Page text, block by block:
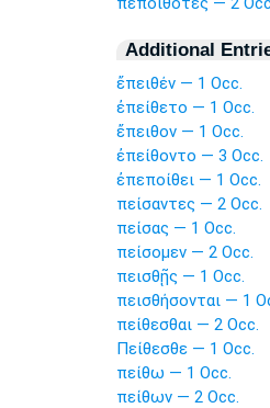
Additional
ἔπειθέν — 1 Occ.
ἐπείθετο — 1 Occ.
ἔπειθον — 1 Occ.
ἐπείθοντο — 3 Occ.
ἐπεποίθει — 1 Occ.
πείσαντες — 2 Occ.
πείσας — 1 Occ.
πείσομεν — 2 Occ.
πεισθῇς — 1 Occ.
πεισθήσονται — 1
πείθεσθαι — 2 Occ.
Πείθεσθε — 1 Occ.
πείθω — 1 Occ.
πείθων — 2 Occ.